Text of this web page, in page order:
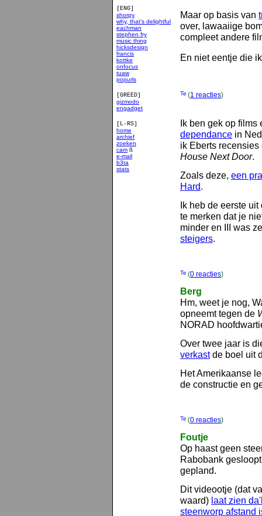
[ENG]
shorpy
why, that's delightful
eachman
stephen fry
music thing
hicksdesign
francis
kottke
onfocus
tuaw
popurls
[GREED]
gizmodo
engadget
[L-RS]
home
archief
zoeken
cam ß
e-mail
b3ta
stats
Maar op basis van
over, lawaaiige
compleet andere
En niet eentje die
(1 reacties)
Ik ben gek op
dependance in
ik Eberts
House Next Door.
Zoals deze, een
Hard.
Ik heb de eerste
te merken dat je
minder en III was
steigers.
(0 reacties)
Berg
Hm, weet je nog,
opneemt tegen de
NORAD
Over twee jaar is
verkastde boel uit
Het Amerikaanse
de constructie en
(0 reacties)
Foutje
Op haast geen
Rabobank
gepland.
Dit videootje (dat
waard) laat zien
steenworp afstand